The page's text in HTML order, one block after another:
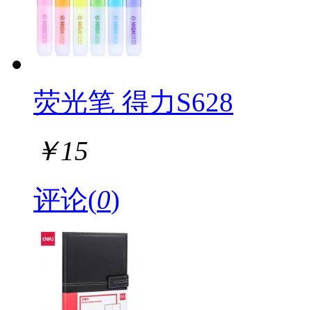
荧光笔 得力S628
￥15
评论(0)